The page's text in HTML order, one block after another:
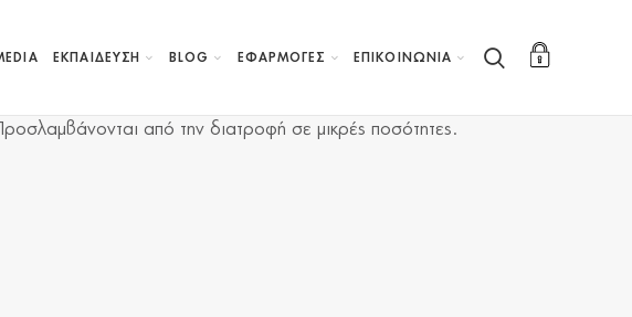
ΕΚΠΑΊΔΕΥΣΗ BLOG ΕΦΑΡΜΟΓΕΣ ΕΠΙΚΟΙΝΩΝΙΑ
από την διατροφή σε μικρές ποσότητες.